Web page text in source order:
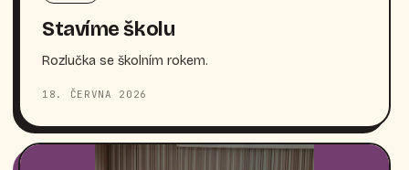
Stavíme školu
Rozlučka se školním rokem.
18. ČERVNA 2026